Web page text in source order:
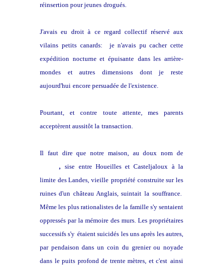
réinsertion pour jeunes drogués.
J'avais eu droit à ce regard collectif réservé aux
vilains petits canards: je n'avais pu cacher cette
expédition nocturne et épuisante dans les arrière-
mondes et autres dimensions dont je reste
aujourd'hui encore persuadée de l'existence.
Pourtant, et contre toute attente, mes parents
acceptèrent aussitôt la transaction.
Il faut dire que notre maison, au doux nom de
,
sise entre Houeilles et Casteljaloux à la
limite des Landes, vieille propriété construite sur les
ruines d'un château Anglais, suintait la souffrance.
Même les plus rationalistes de la famille s'y sentaient
oppressés par la mémoire des murs. Les propriétaires
successifs s'y étaient suicidés les uns après les autres,
par pendaison dans un coin du grenier ou noyade
dans le puits profond de trente mètres, et c'est ainsi